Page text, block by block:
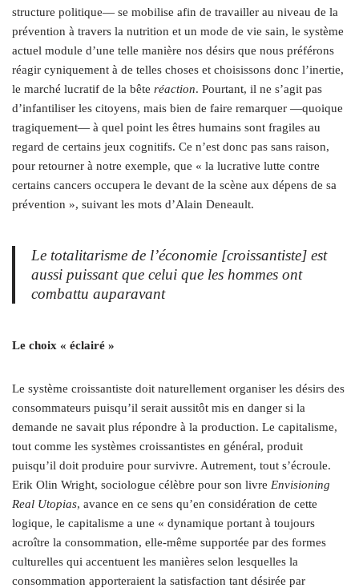
structure politique— se mobilise afin de travailler au niveau de la
prévention à travers la nutrition et un mode de vie sain, le système
actuel module d’une telle manière nos désirs que nous préférons
réagir cyniquement à de telles choses et choisissons donc l’inertie,
le marché lucratif de la bête réaction. Pourtant, il ne s’agit pas
d’infantiliser les citoyens, mais bien de faire remarquer —quoique
tragiquement— à quel point les êtres humains sont fragiles au
regard de certains jeux cognitifs. Ce n’est donc pas sans raison,
pour retourner à notre exemple, que « la lucrative lutte contre
certains cancers occupera le devant de la scène aux dépens de sa
prévention », suivant les mots d’Alain Deneault.
Le totalitarisme de l’économie [croissantiste] est
aussi puissant que celui que les hommes ont
combattu auparavant
Le choix « éclairé »
Le système croissantiste doit naturellement organiser les désirs des
consommateurs puisqu’il serait aussitôt mis en danger si la
demande ne savait plus répondre à la production. Le capitalisme,
tout comme les systèmes croissantistes en général, produit
puisqu’il doit produire pour survivre. Autrement, tout s’écroule.
Erik Olin Wright, sociologue célèbre pour son livre Envisioning
Real Utopias, avance en ce sens qu’en considération de cette
logique, le capitalisme a une « dynamique portant à toujours
acroître la consommation, elle-même supportée par des formes
culturelles qui accentuent les manières selon lesquelles la
consommation apporteraient la satisfaction tant désirée par